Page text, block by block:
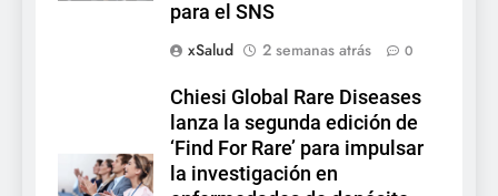
para el SNS
xSalud
2 semanas atrás 0
Chiesi Global Rare Diseases
lanza la segunda edición de
‘Find For Rare’ para impulsar
la investigación en